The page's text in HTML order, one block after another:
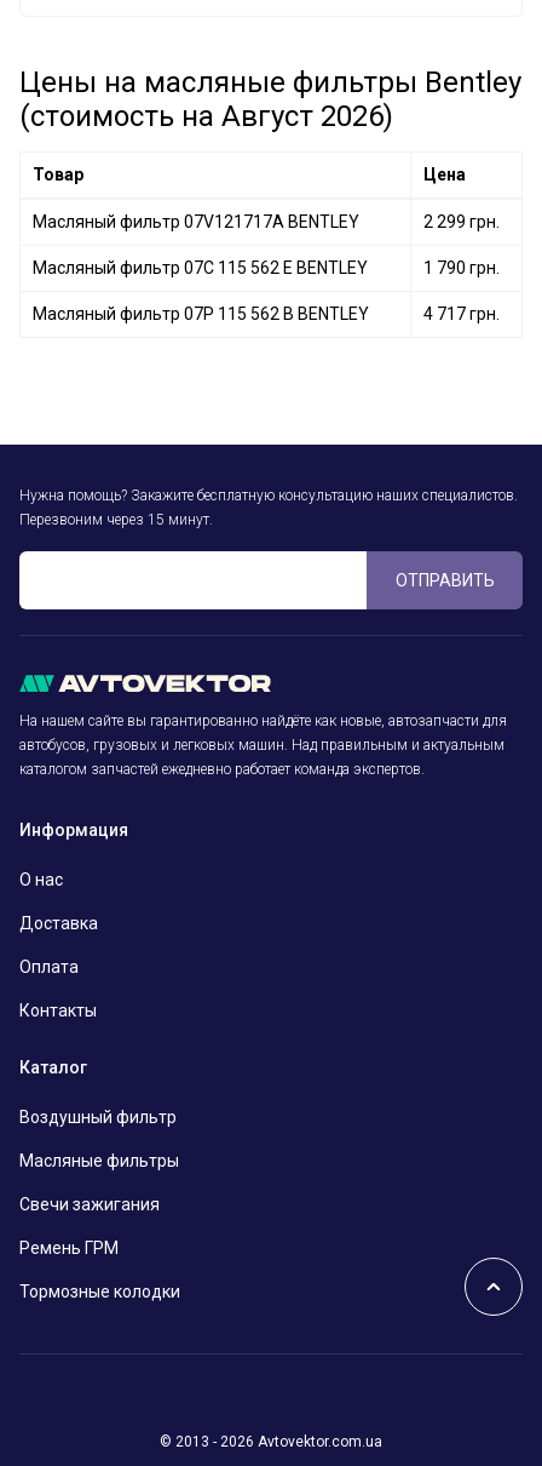
Масляный фильтр 07P 115 562 B BENTLEY
Цены на масляные фильтры Bentley
(стоимость на Август 2026)
Товар Цена
Масляный фильтр 07V121717A BENTLEY 2 299 грн.
Масляный фильтр 07C 115 562 E BENTLEY 1 790 грн.
Масляный фильтр 07P 115 562 B BENTLEY 4 717 грн.
Нужна помощь? Закажите бесплатную консультацию наших специалистов.
Перезвоним через 15 минут.
ОТПРАВИТЬ
На нашем сайте вы гарантированно найдёте как новые, автозапчасти для
автобусов, грузовых и легковых машин. Над правильным и актуальным
каталогом запчастей ежедневно работает команда экспертов.
Информация
О нас
Доставка
Оплата
Контакты
Каталог
Воздушный фильтр
Масляные фильтры
Свечи зажигания
Ремень ГРМ
Тормозные колодки
© 2013 - 2026 Avtovektor.com.ua